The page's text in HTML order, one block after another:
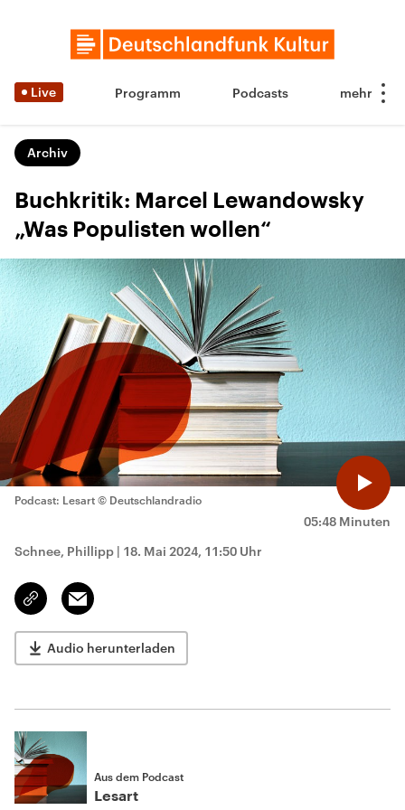
Live Programm Podcasts
Archiv
Buchkritik: Marcel Lewandowsky
„Was Populisten wollen“
05:48 Minuten
Podcast: Lesart © Deutschlandradio
Schnee, Phillipp | 18. Mai 2024, 11:50 Uhr
Link
kopieren/teilen
Email
Audio herunterladen
Aus dem Podcast
Lesart